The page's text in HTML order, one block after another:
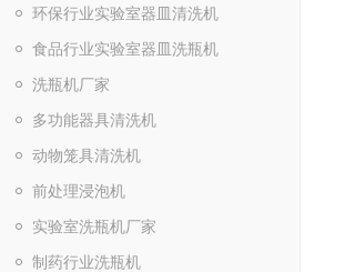
环保行业实验室器皿清洗机
食品行业实验室器皿洗瓶机
洗瓶机厂家
多功能器具清洗机
动物笼具清洗机
前处理浸泡机
实验室洗瓶机厂家
制药行业洗瓶机